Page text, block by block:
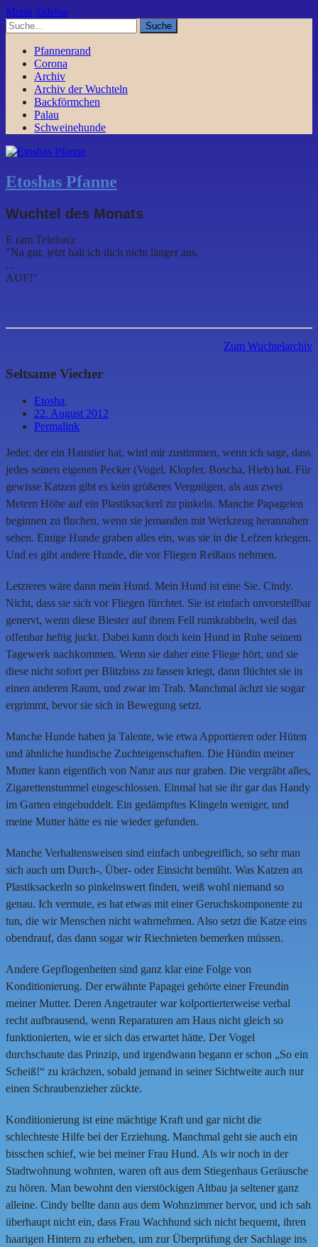
Menü Sidebar
Pfannenrand
Corona
Archiv
Archiv der Wuchteln
Backförmchen
Palau
Schweinehunde
Etoshas Pfanne
Wuchtel des Monats
E (am Telefon):
"Na gut, jetzt halt ich dich nicht länger aus.
...
AUF!"
Zum Wuchtelarchiv
Seltsame Viecher
Etosha,
22. August 2012
Permalink
Jeder, der ein Haustier hat, wird mir zustimmen, wenn ich sage, dass
jedes seinen eigenen Pecker (Vogel, Klopfer, Boscha, Hieb) hat. Für
gewisse Katzen gibt es kein größeres Vergnügen, als aus zwei
Metern Höhe auf ein Plastiksackerl zu pinkeln. Manche Papageien
beginnen zu fluchen, wenn sie jemanden mit Werkzeug herannahen
sehen. Einige Hunde graben alles ein, was sie in die Lefzen kriegen.
Und es gibt andere Hunde, die vor Fliegen Reißaus nehmen.
Letzteres wäre dann mein Hund. Mein Hund ist eine Sie. Cindy.
Nicht, dass sie sich vor Fliegen fürchtet. Sie ist einfach unvorstellbar
genervt, wenn diese Biester auf ihrem Fell rumkrabbeln, weil das
offenbar heftig juckt. Dabei kann doch kein Hund in Ruhe seinem
Tagewerk nachkommen. Wenn sie daher eine Fliege hört, und sie
diese nicht sofort per Blitzbiss zu fassen kriegt, dann flüchtet sie in
einen anderen Raum, und zwar im Trab. Manchmal ächzt sie sogar
ergrimmt, bevor sie sich in Bewegung setzt.
Manche Hunde haben ja Talente, wie etwa Apportieren oder Hüten
und ähnliche hundische Zuchteigenschaften. Die Hündin meiner
Mutter kann eigentlich von Natur aus nur graben. Die vergräbt alles,
Zigarettenstummel eingeschlossen. Einmal hat sie ihr gar das Handy
im Garten eingebuddelt. Ein gedämpftes Klingeln weniger, und
meine Mutter hätte es nie wieder gefunden.
Manche Verhaltensweisen sind einfach unbegreiflich, so sehr man
sich auch um Durch-, Über- oder Einsicht bemüht. Was Katzen an
Plastiksackerln so pinkelnswert finden, weiß wohl niemand so
genau. Ich vermute, es hat etwas mit einer Geruchskomponente zu
tun, die wir Menschen nicht wahrnehmen. Also setzt die Katze eins
obendrauf, das dann sogar wir Riechnieten bemerken müssen.
Andere Gepflogenheiten sind ganz klar eine Folge von
Konditionierung. Der erwähnte Papagei gehörte einer Freundin
meiner Mutter. Deren Angetrauter war kolportierterweise verbal
recht aufbrausend, wenn Reparaturen am Haus nicht gleich so
funktionierten, wie er sich das erwartet hätte. Der Vogel
durchschaute das Prinzip, und irgendwann begann er schon „So ein
Scheiß!“ zu krächzen, sobald jemand in seiner Sichtweite auch nur
einen Schraubenzieher zückte.
Konditionierung ist eine mächtige Kraft und gar nicht die
schlechteste Hilfe bei der Erziehung. Manchmal geht sie auch ein
bisschen schief, wie bei meiner Frau Hund. Als wir noch in der
Stadtwohnung wohnten, waren oft aus dem Stiegenhaus Geräusche
zu hören. Man bewohnt den vierstöckigen Altbau ja seltener ganz
alleine. Cindy bellte dann aus dem Wohnzimmer hervor, und ich sah
überhaupt nicht ein, dass Frau Wachhund sich nicht bequemt, ihren
haarigen Hintern zu erheben, um zur Überprüfung der Sachlage ins